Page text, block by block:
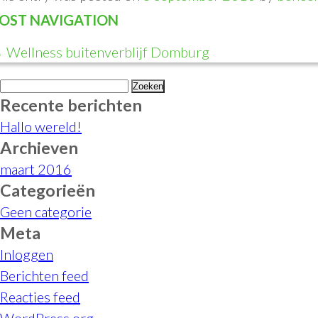
NAVIGATION
Wellness buitenverblijf Domburg
Zoeken
naar:
Recente berichten
Hallo wereld!
Archieven
maart 2016
Categorieën
Geen categorie
Meta
Inloggen
Berichten feed
Reacties feed